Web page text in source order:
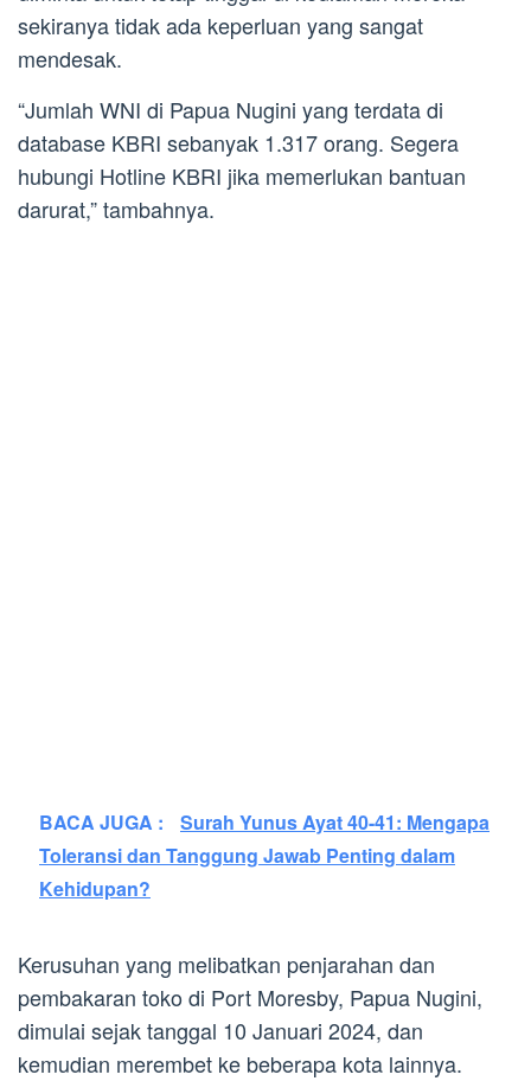
sekiranya tidak ada keperluan yang sangat
mendesak.
“Jumlah WNI di Papua Nugini yang terdata di
database KBRI sebanyak 1.317 orang. Segera
hubungi Hotline KBRI jika memerlukan bantuan
darurat,” tambahnya.
BACA JUGA :
Surah Yunus Ayat 40-41: Mengapa
Toleransi dan Tanggung Jawab Penting dalam
Kehidupan?
Kerusuhan yang melibatkan penjarahan dan
pembakaran toko di Port Moresby, Papua Nugini,
dimulai sejak tanggal 10 Januari 2024, dan
kemudian merembet ke beberapa kota lainnya.